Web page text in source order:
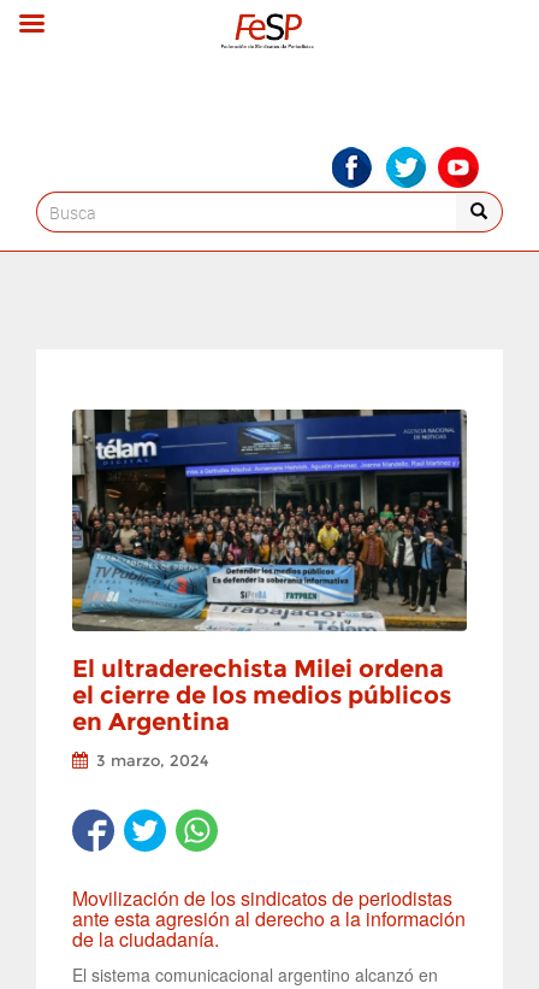
Search
for:
El ultraderechista Milei ordena
el cierre de los medios públicos
en Argentina
3 marzo, 2024
Movilización de los sindicatos de periodistas
ante esta agresión al derecho a la información
de la ciudadanía.
El sistema comunicacional argentino alcanzó en